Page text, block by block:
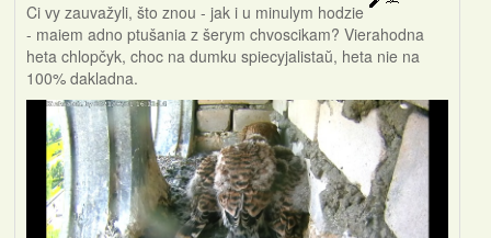
Ci vy zauvažyli, što znou - jak i u minulym hodzie
- maiem adno ptušania z šerym chvoscikam? Vierahodna
heta chlopčyk, choc na dumku spiecyjalistaŭ, heta nie na
100% dakladna.